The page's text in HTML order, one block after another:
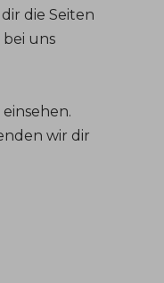
die Seiten
uns
wir dir